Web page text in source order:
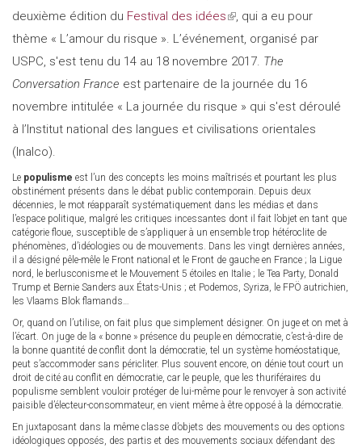
external)
deuxième édition du Festival des idées(link
is
external)
, qui a eu pour
thème « L’amour du risque ». L’événement, organisé par
USPC, s'est tenu du 14 au 18 novembre 2017. The
Conversation France est partenaire de la journée du 16
novembre intitulée « La journée du risque » qui s'est déroulé
à l’Institut national des langues et civilisations orientales
(Inalco).
Le populisme est l’un des concepts les moins maîtrisés et pourtant les plus
obstinément présents dans le débat public contemporain. Depuis deux
décennies, le mot réapparaît systématiquement dans les médias et dans
l’espace politique, malgré les critiques incessantes dont il fait l’objet en tant que
catégorie floue, susceptible de s’appliquer à un ensemble trop hétéroclite de
phénomènes, d’idéologies ou de mouvements. Dans les vingt dernières années,
il a désigné pêle-mêle le Front national et le Front de gauche en France ; la Ligue
nord, le berlusconisme et le Mouvement 5 étoiles en Italie ; le Tea Party, Donald
Trump et Bernie Sanders aux États-Unis ; et Podemos, Syriza, le FPÖ autrichien,
les Vlaams Blok flamands…
Or, quand on l’utilise, on fait plus que simplement désigner. On juge et on met à
l’écart. On juge de la « bonne » présence du peuple en démocratie, c’est-à-dire de
la bonne quantité de conflit dont la démocratie, tel un système homéostatique,
peut s’accommoder sans péricliter. Plus souvent encore, on dénie tout court un
droit de cité au conflit en démocratie, car le peuple, que les thuriféraires du
populisme semblent vouloir protéger de lui-même pour le renvoyer à son activité
paisible d’électeur-consommateur, en vient même à être opposé à la démocratie.
En juxtaposant dans la même classe d’objets des mouvements ou des options
idéologiques opposés, des partis et des mouvements sociaux défendant des